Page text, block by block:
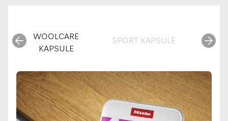
WOOLCARE
KAPSULE
SPORT KAPSULE